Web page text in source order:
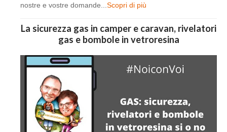
nostre e vostre domande... Scopri di più
La sicurezza gas in camper e caravan, rivelatori
gas e bombole in vetroresina